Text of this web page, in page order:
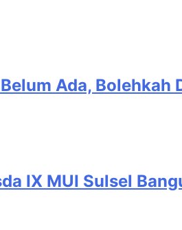
Ada,
IX MUI Sulsel